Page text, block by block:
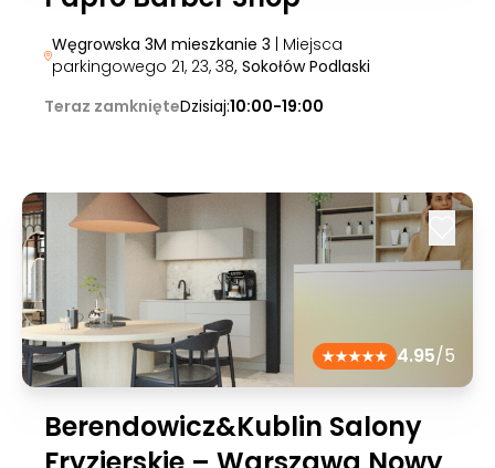
Węgrowska 3M mieszkanie 3 | Miejsca
parkingowego 21, 23, 38, Sokołów Podlaski
Teraz zamknięteDzisiaj:10:00-19:00
4.95/5
Berendowicz&Kublin Salony